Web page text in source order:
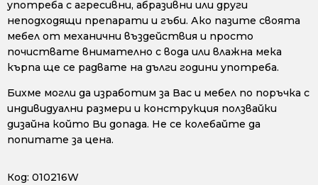
употреба с агресивни, абразивни или други
неподходящи препарати и гъби. Ако пазите своята
мебел от механични въздействия и просто
почиствате внимателно с вода или влажна мека
кърпа ще се радвате на дълги години употреба.
Бихме могли да изработим за Вас и мебел по поръчка с
индивидуални размери и конструкция ползвайки
дизайна който Ви допада. Не се колебайте да
попитате за цена.
Код: 010216W